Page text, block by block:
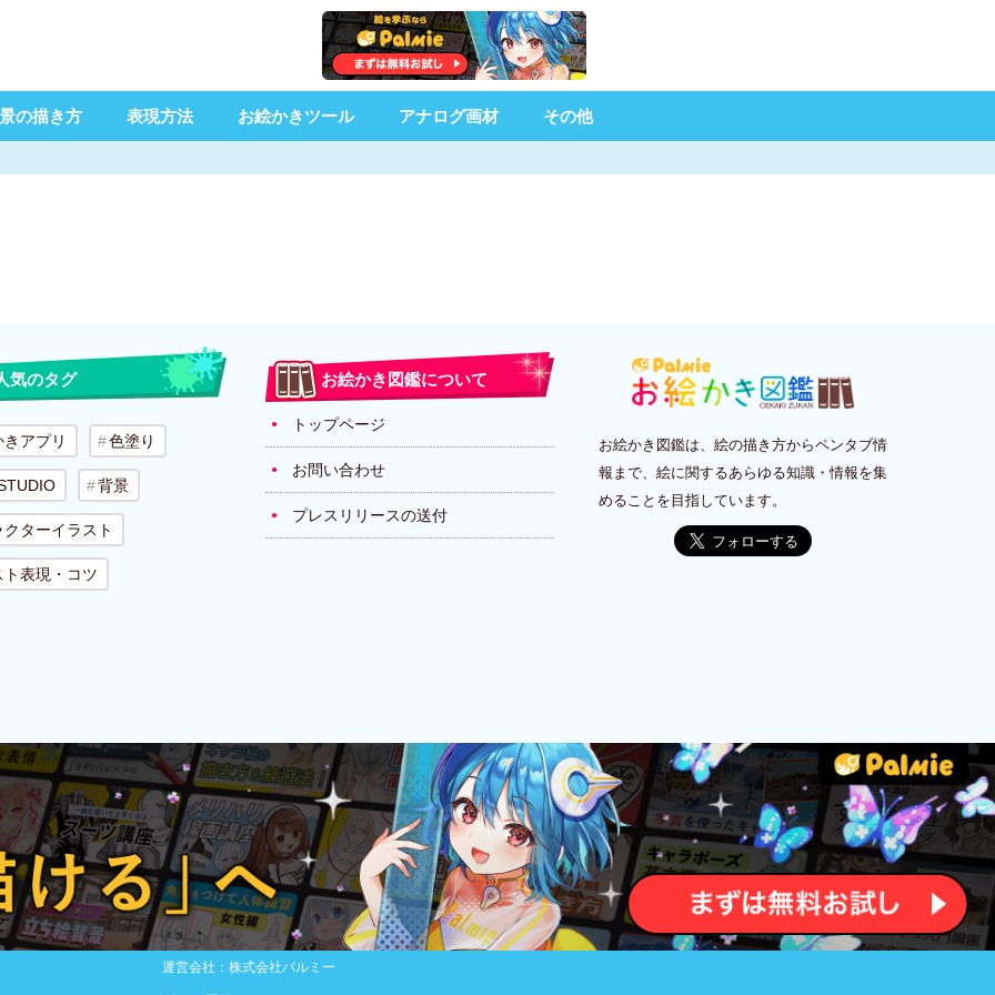
の描き方 表現方法 お絵かきツール アナログ画材 その他
気のタグ
アプリ 色塗り
背景
ターイラスト
ト表現・コツ
お絵かき図鑑について
トップページ
お問い合わせ
プレスリリースの送付
お絵かき図鑑は、絵の描き方からペンタブ情
報まで、絵に関するあらゆる知識・情報を集
めることを目指しています。
運営会社：株式会社パルミー